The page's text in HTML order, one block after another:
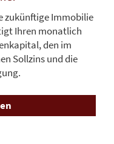
zukünftige Immobilie
Ihren monatlich
den im
Sollzins und die